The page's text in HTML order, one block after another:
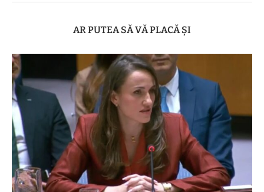
AR PUTEA SĂ VĂ PLACĂ ȘI